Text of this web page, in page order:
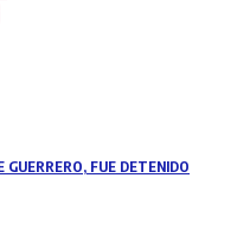
GUERRERO, FUE DETENIDO